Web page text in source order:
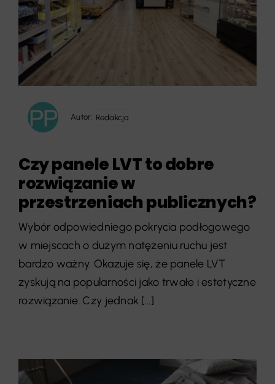
Autor: Redakcja
Czy panele LVT to dobre
rozwiązanie w
przestrzeniach publicznych?
Wybór odpowiedniego pokrycia podłogowego
w miejscach o dużym natężeniu ruchu jest
bardzo ważny. Okazuje się, że panele LVT
zyskują na popularności jako trwałe i estetyczne
rozwiązanie. Czy jednak [...]